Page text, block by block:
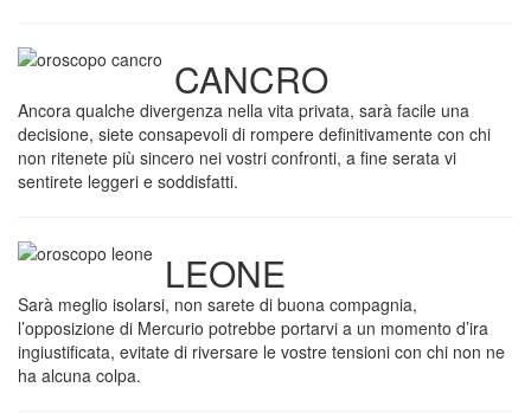
CANCRO
Ancora qualche divergenza nella vita privata, sarà facile una
decisione, siete consapevoli di rompere definitivamente con chi
non ritenete più sincero nei vostri confronti, a fine serata vi
sentirete leggeri e soddisfatti.
LEONE
Sarà meglio isolarsi, non sarete di buona compagnia,
l’opposizione di Mercurio potrebbe portarvi a un momento d’ira
ingiustificata, evitate di riversare le vostre tensioni con chi non ne
ha alcuna colpa.